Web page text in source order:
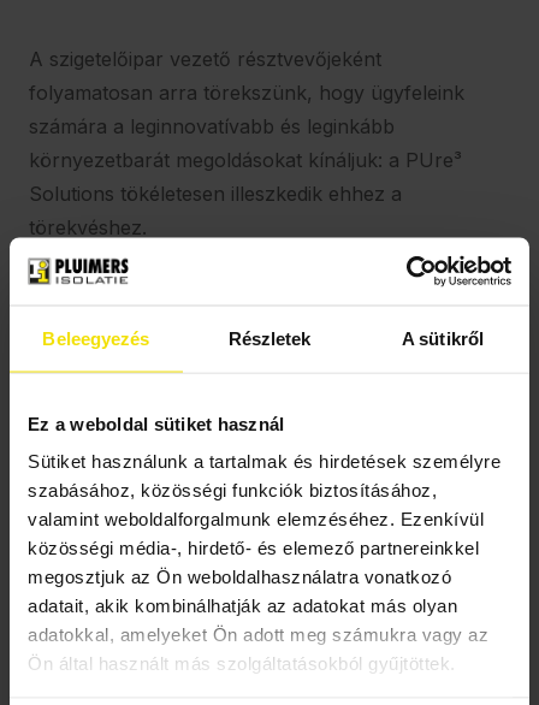
Beleegyezés Részletek A sütikről
Ez a weboldal sütiket használ
Sütiket használunk a tartalmak és hirdetések személyre
szabásához, közösségi funkciók biztosításához,
valamint weboldalforgalmunk elemzéséhez. Ezenkívül
közösségi média-, hirdető- és elemező partnereinkkel
megosztjuk az Ön weboldalhasználatra vonatkozó
adatait, akik kombinálhatják az adatokat más olyan
adatokkal, amelyeket Ön adott meg számukra vagy az
Ön által használt más szolgáltatásokból gyűjtöttek.
A szigetelőipar vezető résztvevőjeként
folyamatosan arra törekszünk, hogy ügyfeleink
számára a leginnovatívabb és leginkább
környezetbarát megoldásokat kínáljuk: a PUre³
Solutions tökéletesen illeszkedik ehhez a
törekvéshez.
A Pluimersnél lelkesedünk a PUre³ Solutions által
otthonokat energiahatékony és kényelmes
bolygónkat.
Delen